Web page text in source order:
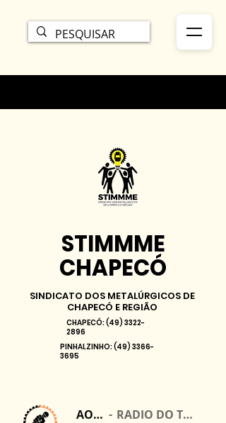
STIMMME
CHAPECÓ
SINDICATO DOS METALÚRGICOS DE
CHAPECÓ E REGIÃO
CHAPECÓ:(49) 3322-
2896
PINHALZINHO:(49) 3366-
3695
AO VIVO RADIO DO TRABALHADOR